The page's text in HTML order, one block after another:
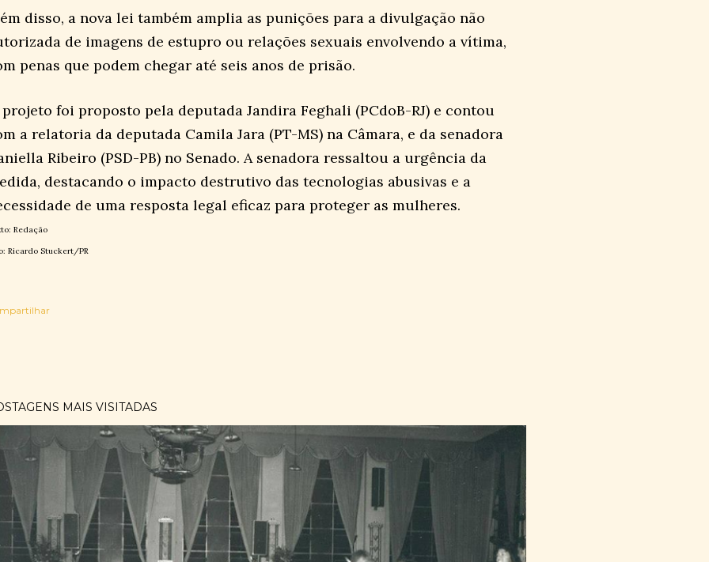
disso, a nova lei também amplia as punições para a divulgação não
de imagens de estupro ou relações sexuais envolvendo a vítima,
penas que podem chegar até seis anos de prisão.
foi proposto pela deputada Jandira Feghali (PCdoB-RJ) e contou
a relatoria da deputada Camila Jara (PT-MS) na Câmara, e da senadora
Ribeiro (PSD-PB) no Senado. A senadora ressaltou a urgência da
destacando o impacto destrutivo das tecnologias abusivas e a
de uma resposta legal eficaz para proteger as mulheres.
Redação
Ricardo Stuckert/PR
MAIS VISITADAS